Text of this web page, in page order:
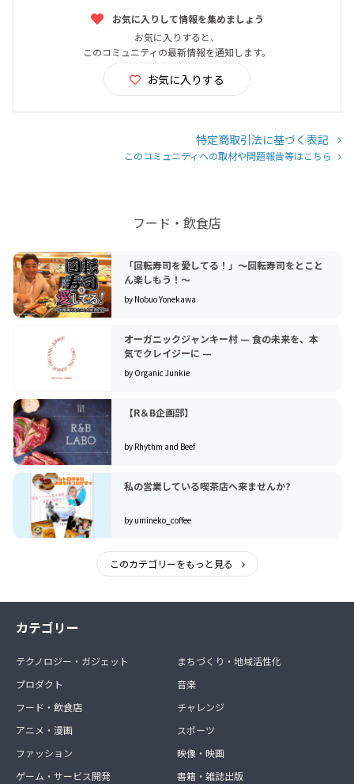
お気に入りして情報を集めましょう
お気に入りすると、
このコミュニティの最新情報を通知します。
お気に入りする
特定商取引法に基づく表記
このコミュニティへの取材や問題報告等はこちら
フード・飲食店
「回転寿司を愛してる！」〜回転寿司をとこと
ん楽しもう！〜
by Nobuo Yonekawa
オーガニックジャンキー村 — 食の未来を、本
気でクレイジーに —
by Organic Junkie
【R＆B企画部】
by Rhythm and Beef
私の営業している喫茶店へ来ませんか?
by umineko_coffee
このカテゴリーをもっと見る
カテゴリー
テクノロジー・ガジェット
プロダクト
フード・飲食店
アニメ・漫画
ファッション
ゲーム・サービス開発
まちづくり・地域活性化
音楽
チャレンジ
スポーツ
映像・映画
書籍・雑誌出版